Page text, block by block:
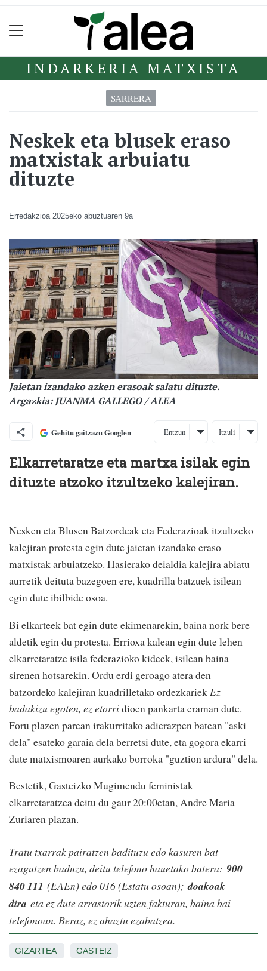
INDARKERIA MATXISTA
SARRERA
Neskek eta blusek eraso
matxistak arbuiatu
dituzte
Erredakzioa 2025eko abuztuaren 9a
Jaietan izandako azken erasoak salatu dituzte.
Argazkia: JUANMA GALLEGO / ALEA
Gehitu gaitzazu Googlen Entzun Itzuli
Elkarretaratze eta martxa isilak egin
dituzte atzoko itzultzeko kalejiran.
Nesken eta Blusen Batzordeak eta Federazioak itzultzeko
kalejiran protesta egin dute jaietan izandako eraso
matxistak arbuiatzeko. Hasierako deialdia kalejira abiatu
aurretik deituta bazegoen ere, kuadrilla batzuek isilean
egin dute ibilbide osoa.
Bi elkarteek bat egin dute ekimenarekin, baina nork bere
aldetik egin du protesta. Errioxa kalean egin dute lehen
elkarretaratze isila federazioko kideek, isilean baina
sirenen hotsarekin. Ordu erdi geroago atera den
batzordeko kalejiran kuadrilletako ordezkariek Ez
badakizu egoten, ez etorridioen pankarta eraman dute.
Foru plazen parean irakurritako adierazpen batean "aski
dela" esateko garaia dela berretsi dute, eta gogora ekarri
dute matxismoaren aurkako borroka "guztion ardura" dela.
Bestetik, Gasteizko Mugimendu feministak
elkarretaratzea deitu du gaur 20:00etan, Andre Maria
Zuriaren plazan.
Tratu txarrak pairatzen badituzu edo kasuren bat
ezagutzen baduzu, deitu telefono hauetako batera: 900
840 111 (EAEn) edo 016 (Estatu osoan);doakoak
dira eta ez dute arrastorik uzten fakturan, baina bai
telefonoan. Beraz, ez ahaztu ezabatzea.
GIZARTEA GASTEIZ